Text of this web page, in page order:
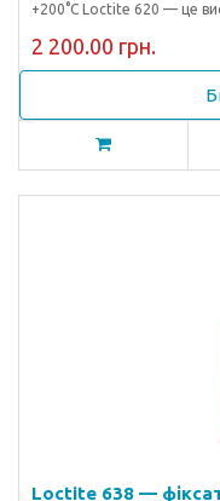
+200°C Loctite 620 — це
2 200.00 грн.
Loctite 638 —